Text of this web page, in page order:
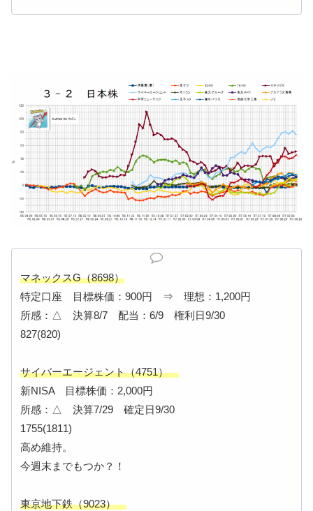
マネックスG（8698）
特定口座 目標株価：900円 ⇒ 理想：1,200円
所感：△ 決算8/7 配当：6/9 権利日9/30
827(820)
サイバーエージェント（4751）
新NISA 目標株価：2,000円
所感：△ 決算7/29 確定日9/30
1755(1811)
高め維持。
今週末までもつか？！
東京地下鉄（9023）